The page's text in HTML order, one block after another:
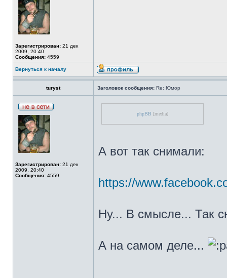
Зарегистрирован: 21 дек
2009, 20:40
Сообщения: 4559
Вернуться к началу
turyst Заголовок сообщения: Re: Юмор
Зарегистрирован: 21 дек
2009, 20:40
Сообщения: 4559
phpBB [media]
А вот так снимали:
https://
Ну... В смысле... Так
А на самом деле...